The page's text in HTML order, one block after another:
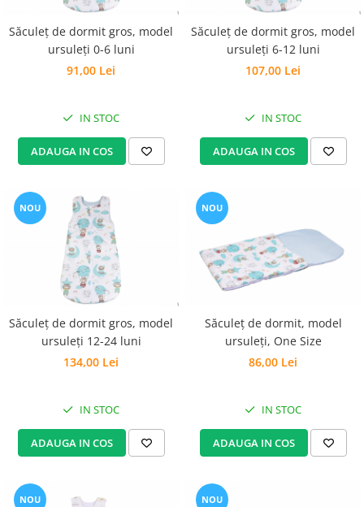
Săculeț de dormit gros, model
ursuleți 0-6 luni
91,00 Lei
IN STOC
ADAUGA IN COS
Săculeț de dormit gros, model
ursuleți 6-12 luni
107,00 Lei
IN STOC
ADAUGA IN COS
NOU
Săculeț de dormit gros, model
ursuleți 12-24 luni
134,00 Lei
IN STOC
ADAUGA IN COS
NOU
Săculeț de dormit, model
ursuleți, One Size
86,00 Lei
IN STOC
ADAUGA IN COS
NOU NOU